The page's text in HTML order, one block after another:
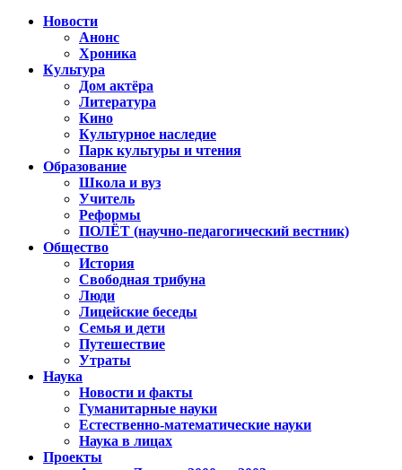
Новости
Анонс
Хроника
Культура
Дом актёра
Литература
Кино
Культурное наследие
Парк культуры и чтения
Образование
Школа и вуз
Учитель
Реформы
ПОЛЁТ (научно-педагогический вестник)
Общество
История
Свободная трибуна
Люди
Лицейские беседы
Семья и дети
Путешествие
Утраты
Наука
Новости и факты
Гуманитарные науки
Естественно-математические науки
Наука в лицах
Проекты